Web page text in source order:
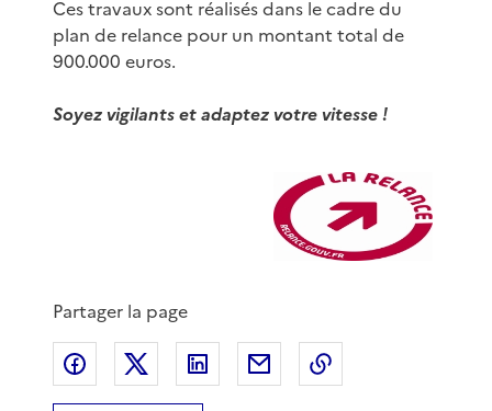
Ces travaux sont réalisés dans le cadre du
plan de relance pour un montant total de
900.000 euros.
Soyez vigilants et adaptez votre vitesse !
Partager la page
Partager sur Facebook
Partager sur XPartager sur LinkedIn
Partager par email